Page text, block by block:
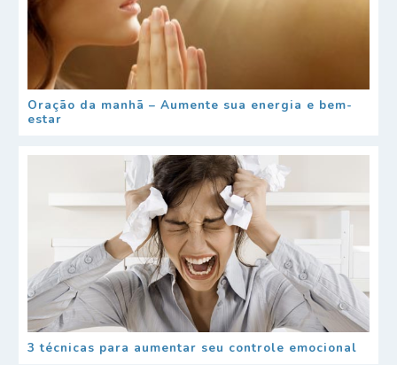
Oração da manhã – Aumente sua energia e bem-
estar
3 técnicas para aumentar seu controle emocional